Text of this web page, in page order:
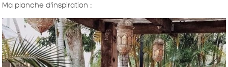
Ma planche d’inspiration :